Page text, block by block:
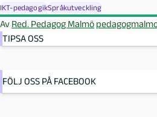
IKT-pedagogikSpråkutveckling
Av Red. Pedagog Malmö
TIPSA OSS
FÖLJ OSS PÅ FACEBOOK